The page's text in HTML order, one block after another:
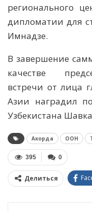
регионального
дипломатии для
Имнадзе.
В завершение
качестве
встречи от лица
Азии наградил
Узбекистана
Акорда ООН
0
395
Делиться